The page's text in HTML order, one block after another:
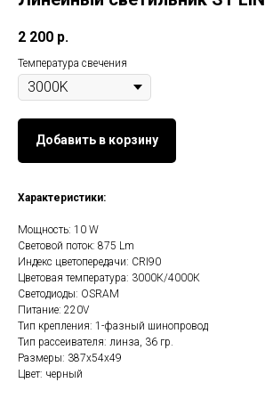
2 200 р.
Температура свечения
Добавить в корзину
Характеристики:
Мощность: 10 W
Световой поток: 875 Lm
Индекс цветопередачи: CRI90
Цветовая температура: 3000К/4000К
Светодиоды: OSRAM
Питание: 220V
Тип крепления: 1-фазный шинопровод
Тип рассеивателя: линза, 36 гр.
Размеры: 387х54х49
Цвет: черный